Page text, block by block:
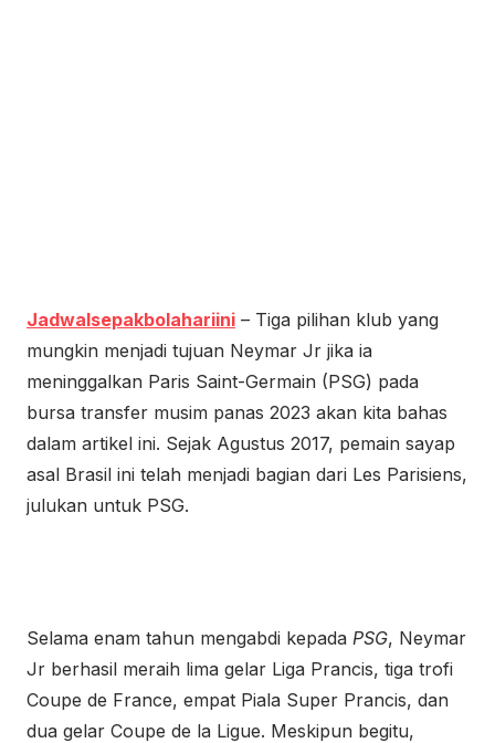
Jadwalsepakbolahariini – Tiga pilihan klub yang
mungkin menjadi tujuan Neymar Jr jika ia
meninggalkan Paris Saint-Germain (PSG) pada
bursa transfer musim panas 2023 akan kita bahas
dalam artikel ini. Sejak Agustus 2017, pemain sayap
asal Brasil ini telah menjadi bagian dari Les Parisiens,
julukan untuk PSG.
Selama enam tahun mengabdi kepada PSG, Neymar
Jr berhasil meraih lima gelar Liga Prancis, tiga trofi
Coupe de France, empat Piala Super Prancis, dan
dua gelar Coupe de la Ligue. Meskipun begitu,